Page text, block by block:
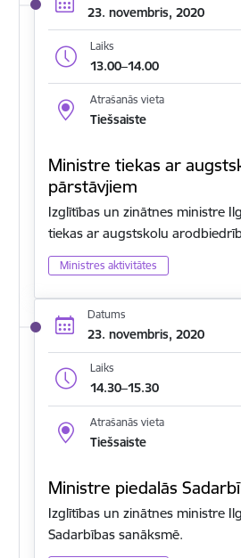
23. novembris, 2020
Laiks
13.00–14.00
Atrašanās vieta
Tiešsaiste
Ministre tiekas ar
pārstāvjiem
Izglītības un zinātnes ministre
tiekas ar augstskolu
Ministres aktivitātes
Datums
23. novembris, 2020
Laiks
14.30–15.30
Atrašanās vieta
Tiešsaiste
Ministre piedalās
Izglītības un zinātnes ministre
Sadarbības sanāksmē.